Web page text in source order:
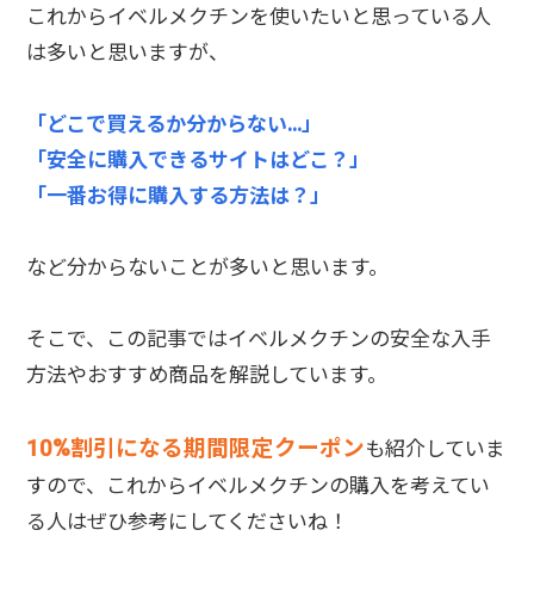
これからイベルメクチンを使いたいと思っている人
は多いと思いますが、
「どこで買えるか分からない…」
「安全に購入できるサイトはどこ？」
「一番お得に購入する方法は？」
など分からないことが多いと思います。
そこで、この記事ではイベルメクチンの安全な入手
方法やおすすめ商品を解説しています。
10%割引になる期間限定クーポンも紹介していま
すので、これからイベルメクチンの購入を考えてい
る人はぜひ参考にしてくださいね！